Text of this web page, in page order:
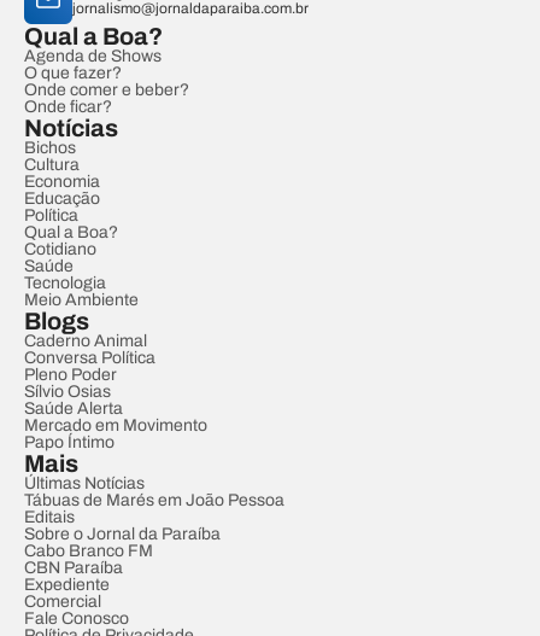
jornalismo@jornaldaparaiba.com.br
Qual a Boa?
Agenda de Shows
O que fazer?
Onde comer e beber?
Onde ficar?
Notícias
Bichos
Cultura
Economia
Educação
Política
Qual a Boa?
Cotidiano
Saúde
Tecnologia
Meio Ambiente
Blogs
Caderno Animal
Conversa Política
Pleno Poder
Sílvio Osias
Saúde Alerta
Mercado em Movimento
Papo Íntimo
Mais
Últimas Notícias
Tábuas de Marés em João Pessoa
Editais
Sobre o Jornal da Paraíba
Cabo Branco FM
CBN Paraíba
Expediente
Comercial
Fale Conosco